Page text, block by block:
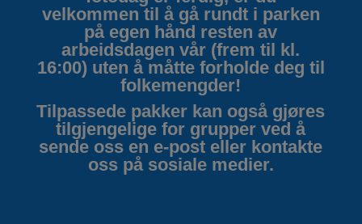
velkommen til å gå rundt i parken
på egen hånd resten av
arbeidsdagen vår (frem til kl.
16:00) uten å måtte forholde deg til
folkemengder!
Tilpassede pakker kan også gjøres
tilgjengelige for grupper ved å
sende oss en e-post eller kontakte
oss på sosiale medier.